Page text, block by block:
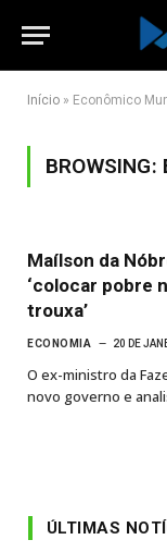
Início » Econômico
BROWSING:
Maílson da
‘colocar pobre
trouxa’
ECONOMIA 20 DE
O ex-ministro da
novo governo e
ÚLTIMAS